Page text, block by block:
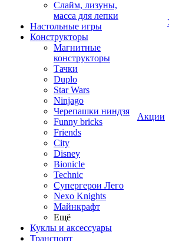
Слайм, лизуны,
масса для лепки
Настольные игры
Конструкторы
Магнитные
конструкторы
Тачки
Duplo
Star Wars
Ninjago
Черепашки ниндзя
Funny bricks
Friends
City
Disney
Bionicle
Technic
Супергерои Лего
Nexo Knights
Майнкрафт
Ещё
Куклы и аксессуары
Транспорт
Акции